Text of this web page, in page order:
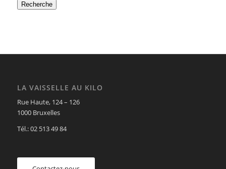
Recherche
LA VAISSELLE AU KILO
Rue Haute, 124 – 126
1000 Bruxelles
Tél.: 02 513 49 84